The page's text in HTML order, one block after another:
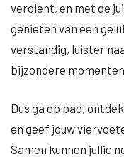
verdient, en met de
genieten van een
verstandig, luister
bijzondere
Dus ga op pad,
en geef jouw
Samen kunnen jullie